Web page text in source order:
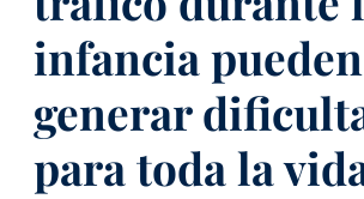
infancia pueden
generar
para toda la